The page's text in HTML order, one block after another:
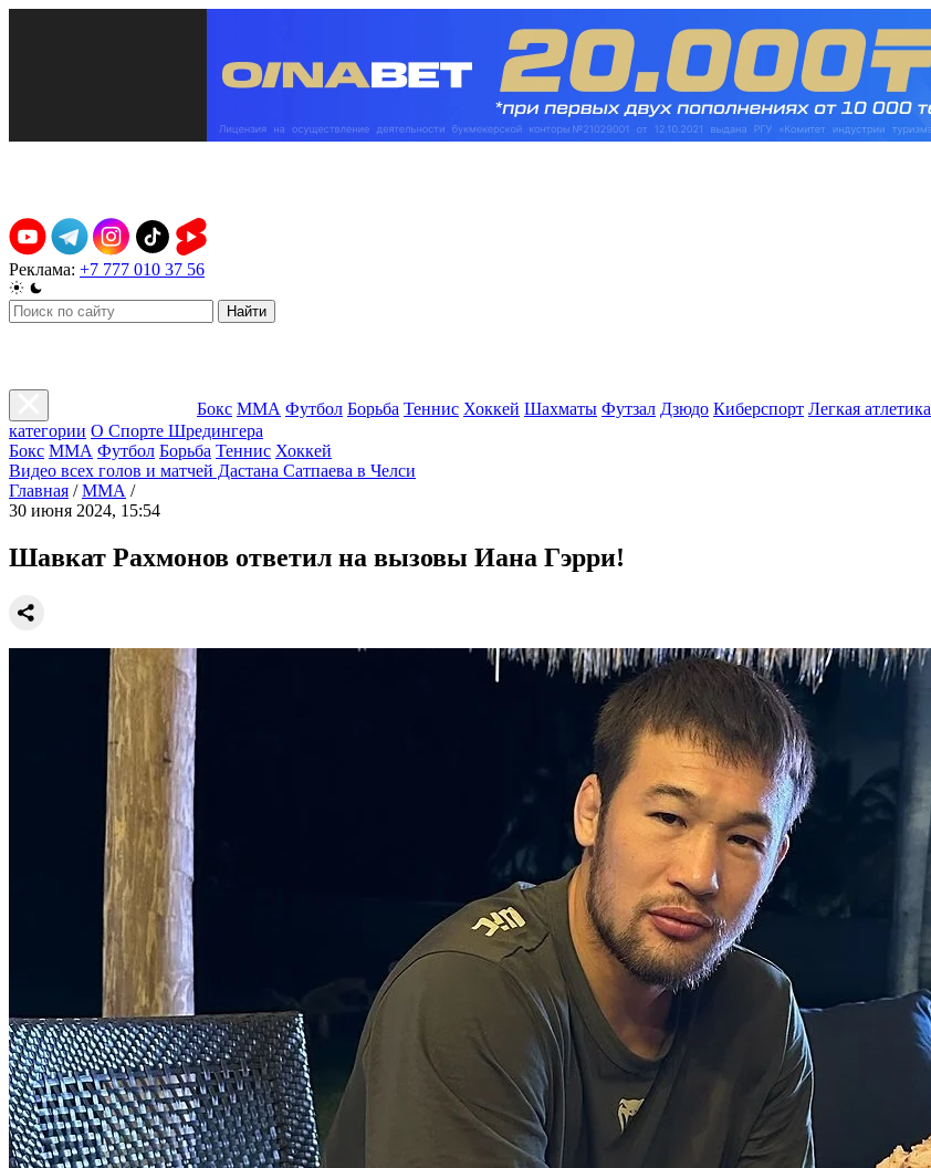
Реклама: +7 777 010 37 56
Найти
Бокс ММА Футбол Борьба Теннис Хоккей Шахматы Футзал Дзюдо Киберспорт Легкая атлетика
категории О Спорте Шредингера
Бокс ММА Футбол Борьба Теннис Хоккей
Видео всех голов и матчей Дастана Сатпаева в Челси
Главная / ММА /
30 июня 2024, 15:54
Шавкат Рахмонов ответил на вызовы Иана Гэрри!